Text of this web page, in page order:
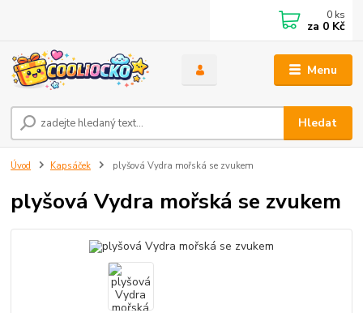
Menu
Hledat
0 ks
za 0 Kč
Úvod Kapsáček plyšová Vydra mořská se zvukem
plyšová Vydra mořská se zvukem